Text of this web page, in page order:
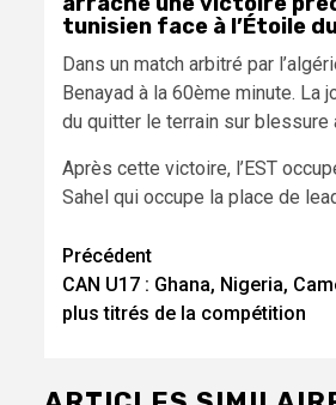
tunisien face à l’Étoile
Dans un match arbitré par
Benayad à la 60ème minute. La
du quitter le terrain sur blessure
Après cette victoire, l’EST
Sahel qui occupe la place de
Navigation
d’article
Précédent
CAN U17 : Ghana, Nigeria,
plus titrés de la compétition